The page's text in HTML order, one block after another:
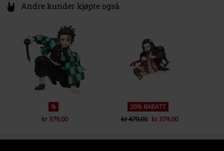
Andre kunder kjøpte også
%
kr 379,00
20% RABATT
kr 479,00 kr 379,00